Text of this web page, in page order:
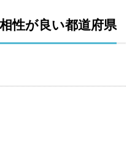
性が良い都道府県